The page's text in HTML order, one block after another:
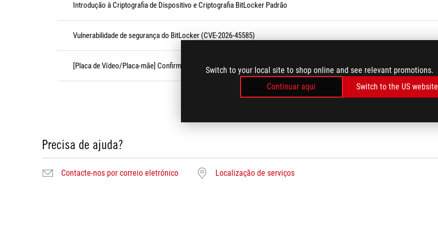
Switch to your local site to shop online and see relevant promotions.
Continuar aqui
Switch to the US website
Introdução à Criptografia de Dispositivo e Criptografia BitLocker Padrão
Vulnerabilidade de segurança do BitLocker (CVE-2026-45585)
[Placa de Vídeo/Placa-mãe] Confirmação do Modo de Operação (Velocidade) da Interface PCIE
Precisa de ajuda?
Contacte-nos por correio eletrónico Localização de serviços